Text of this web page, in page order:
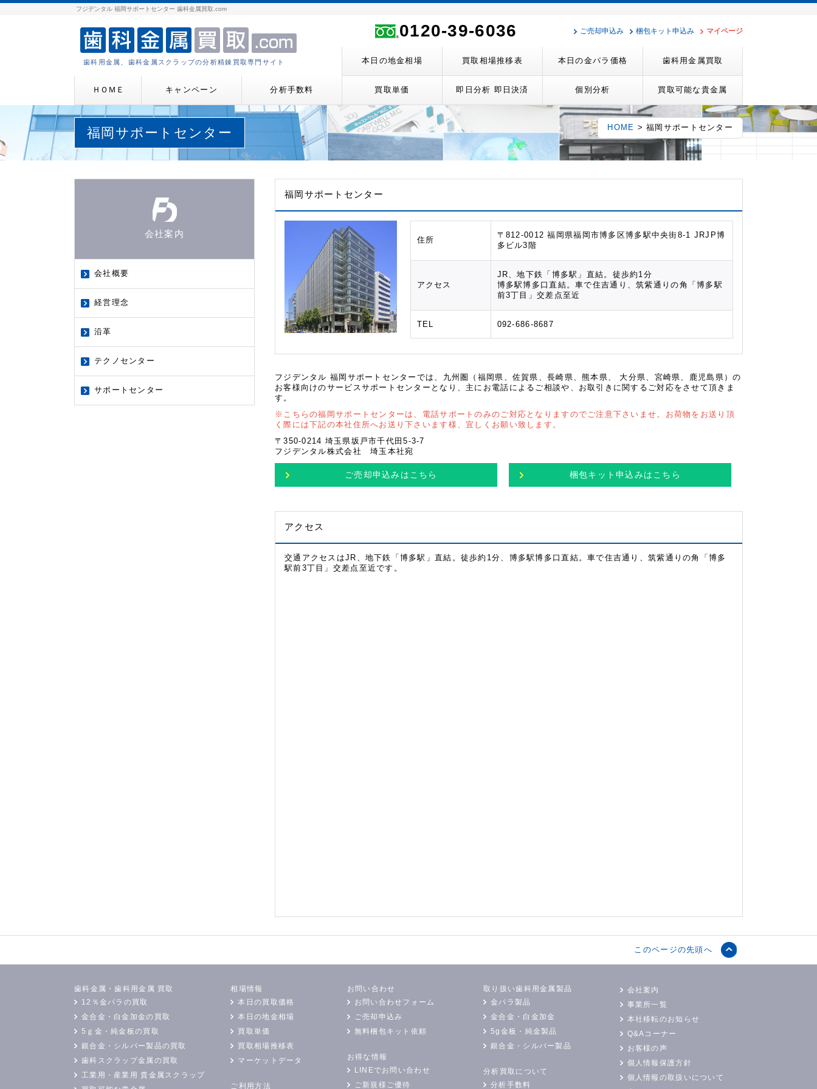
フジデンタル 福岡サポートセンター 歯科金属買取.com
歯科用金属、歯科金属スクラップの分析精錬買取専門サイト
0120-39-6036 ご売却申込み 梱包キット申込み マイページ
本日の地金相場 買取相場推移表 本日の金パラ価格 歯科用金属買取
ＨＯＭＥ キャンペーン 分析手数料 買取単価 即日分析 即日決済 個別分析 買取可能な貴金属
福岡サポートセンター HOME > 福岡サポートセンター
福岡サポートセンター
住所
〒812-0012 福岡県福岡市博多区博多駅中央街8-1 JRJP博
多ビル3階
アクセス
JR、地下鉄「博多駅」直結。徒歩約1分
博多駅博多口直結。車で住吉通り、筑紫通りの角「博多駅
前3丁目」交差点至近
TEL 092-686-8687
フジデンタル 福岡サポートセンターでは、九州圏（福岡県、佐賀県、長崎県、熊本県、 大分県、宮崎県、鹿児島県）の
お客様向けのサービスサポートセンターとなり、主にお電話によるご相談や、お取引きに関するご対応をさせて頂きま
す。
※こちらの福岡サポートセンターは、電話サポートのみのご対応となりますのでご注意下さいませ。お荷物をお送り頂
く際には下記の本社住所へお送り下さいます様、宜しくお願い致します。
〒350-0214 埼玉県坂戸市千代田5-3-7
フジデンタル株式会社 埼玉本社宛
ご売却申込み はこちら 梱包キット申込みはこちら
アクセス
交通アクセスはJR、地下鉄「博多駅」直結。徒歩約1分、博多駅博多口直結。車で住吉通り、筑紫通りの角「博多
駅前3丁目」交差点至近です。
会社案内
会社概要
経営理念
沿革
テクノセンター
サポートセンター
このページの先頭へ
歯科金属・歯科用金属 買取
12％金パラの買取
金合金・白金加金の買取
5ｇ金・純金板の買取
銀合金・シルバー製品の買取
歯科スクラップ金属の買取
工業用・産業用 貴金属スクラップ
相場情報
本日の買取価格
本日の地金相場
買取単価
買取相場推移表
マーケットデータ
ご利用方法
お問い合わせ
お問い合わせフォーム
ご売却申込み
無料梱包キット依頼
お得な情報
LINEでお問い合わせ
ご新規様ご優待
取り扱い歯科用金属製品
金パラ製品
金合金・白金加金
5g金板・純金製品
銀合金・シルバー製品
分析買取について
分析手数料
会社案内
事業所一覧
本社移転のお知らせ
Q&Aコーナー
お客様の声
個人情報保護方針
個人情報の取扱いについて